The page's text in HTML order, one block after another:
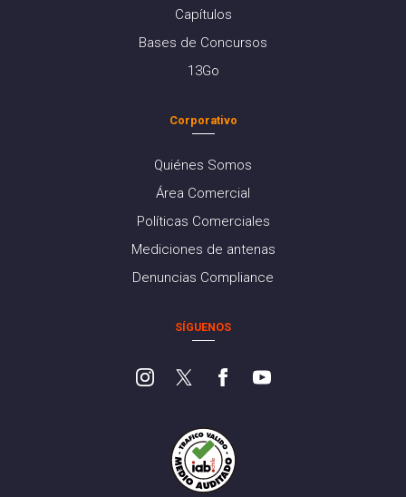
Capítulos
Bases de Concursos
13Go
Corporativo
Quiénes Somos
Área Comercial
Políticas Comerciales
Mediciones de antenas
Denuncias Compliance
SÍGUENOS